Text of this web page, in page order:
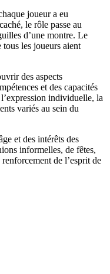
joueur a eu
le rôle passe au
d’une montre. Le
tous les joueurs aient
des aspects
et des capacités
individuelle, la
variés au sein du
et des intérêts des
informelles, de fêtes,
de l’esprit de